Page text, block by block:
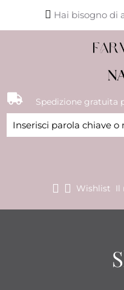
 Hai bisogno di
 Spedizione gratuita
  Wishlist Il